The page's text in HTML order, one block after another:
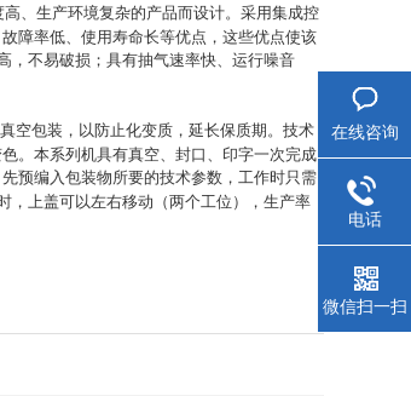
、生产环境复杂的产品而设计。采用集成控
障率低、使用寿命长等优点，这些优点使该
，不易破损；具有抽气速率快、运行噪音
空包装，以防止化变质，延长保质期。技术
。本系列机具有真空、封口、印字一次完成
预编入包装物所要的技术参数，工作时只需
，上盖可以左右移动（两个工位），生产率
在线咨询
电话
微信扫一扫